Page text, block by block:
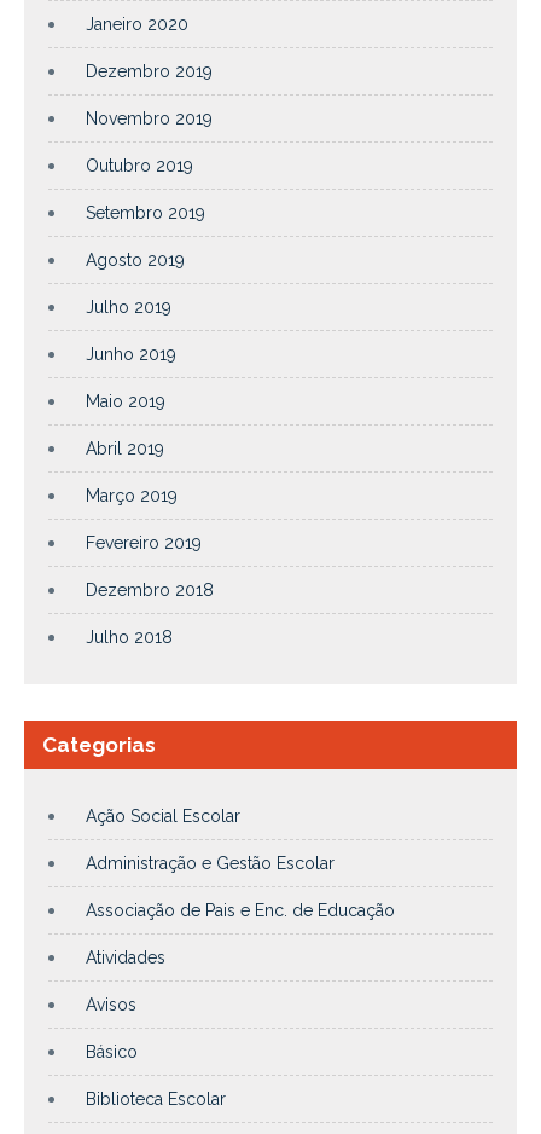
Janeiro 2020
Dezembro 2019
Novembro 2019
Outubro 2019
Setembro 2019
Agosto 2019
Julho 2019
Junho 2019
Maio 2019
Abril 2019
Março 2019
Fevereiro 2019
Dezembro 2018
Julho 2018
Categorias
Ação Social Escolar
Administração e Gestão Escolar
Associação de Pais e Enc. de Educação
Atividades
Avisos
Básico
Biblioteca Escolar